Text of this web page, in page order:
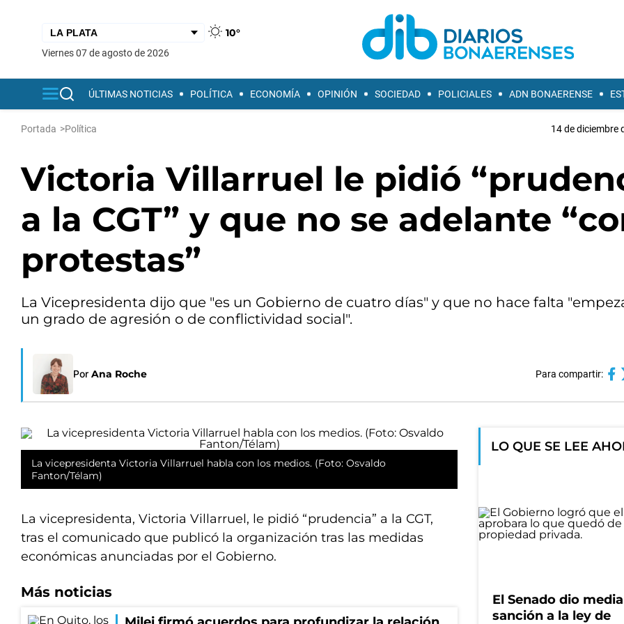
10°
viernes 07 de agosto de 2026
ÚLTIMAS NOTICIAS POLÍTICA ECONOMÍA OPINIÓN SOCIEDAD POLICIALES ADN BONAERENSE
Portada >Política 14 de diciembre
Victoria Villarruel le pidió
a la CGT” y que no se adelante
protestas”
La Vicepresidenta dijo que "es un Gobierno de cuatro días" y que no hace falta
un grado de agresión o de conflictividad social".
Por Ana Roche Para compartir:
La vicepresidenta Victoria Villarruel habla con los medios. (Foto: Osvaldo
Fanton/Télam)
La vicepresidenta, Victoria Villarruel, le pidió “prudencia” a la CGT,
tras el comunicado que publicó la organización tras las medidas
económicas anunciadas por el Gobierno.
Más noticias
LO QUE SE LEE
El Senado dio media
sanción a la ley de